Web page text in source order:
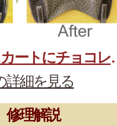
スエー
詳細を見る
修理解説